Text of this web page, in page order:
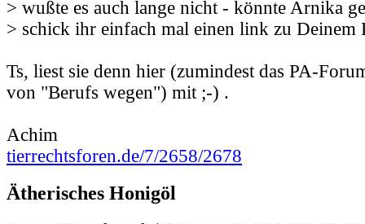
> wußte es auch lange nicht - könnte Arnika
> schick ihr einfach mal einen link zu Deinem
Ts, liest sie denn hier (zumindest das PA-
von "Berufs wegen") mit ;-) .
Achim
tierrechtsforen.de/7/2658/2678
Ätherisches Honigöl